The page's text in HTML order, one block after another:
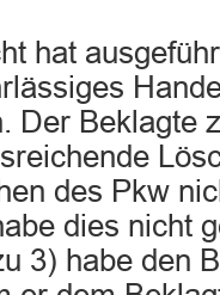
hat
Der Beklagte
des Pkw
dies nicht
3) habe den